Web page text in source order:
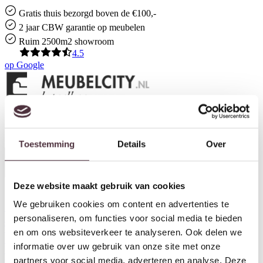
Toestemming Details Over
Deze website maakt gebruik van cookies
We gebruiken cookies om content en advertenties te
personaliseren, om functies voor social media te bieden
en om ons websiteverkeer te analyseren. Ook delen we
informatie over uw gebruik van onze site met onze
partners voor social media, adverteren en analyse. Deze
Gratis thuis bezorgd boven de €100,-
2 jaar CBW garantie op meubelen
Ruim 2500m2 showroom
4.5
op Google
UrbanSofa
Kasten
Tafels
Verlichting
Outdoor